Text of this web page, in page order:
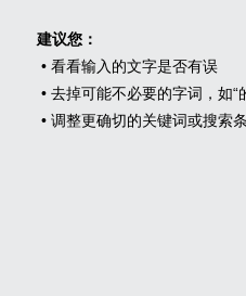
建议您：
• 看看输入的文字是否有误
• 去掉可能不必要的字词，如“
• 调整更确切的关键词或搜索